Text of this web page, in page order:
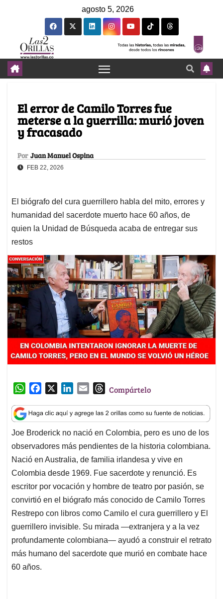
agosto 5, 2026
El error de Camilo Torres fue
meterse a la guerrilla: murió joven
y fracasado
Por Juan Manuel Ospina
FEB 22, 2026
El biógrafo del cura guerrillero habla del mito, errores y
humanidad del sacerdote muerto hace 60 años, de
quien la Unidad de Búsqueda acaba de entregar sus
restos
W
a
t
s
A
p
p
c
e
b
o
o
k
n
k
e
d
I
n
a
i
l
T
r
e
a
d
s
Compártelo
Joe Broderick no nació en Colombia, pero es uno de los
observadores más pendientes de la historia colombiana.
Nació en Australia, de familia irlandesa y vive en
Colombia desde 1969. Fue sacerdote y renunció. Es
escritor por vocación y hombre de teatro por pasión, se
convirtió en el biógrafo más conocido de Camilo Torres
Restrepo con libros como Camilo el cura guerrillero y El
guerrillero invisible. Su mirada —extranjera y a la vez
profundamente colombiana— ayudó a construir el retrato
más humano del sacerdote que murió en combate hace
60 años.